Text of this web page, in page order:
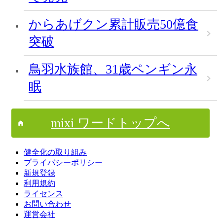
からあげクン累計販売50億食
突破
鳥羽水族館、31歳ペンギン永
眠
mixi ワードトップへ
健全化の取り組み
プライバシーポリシー
新規登録
利用規約
ライセンス
お問い合わせ
運営会社